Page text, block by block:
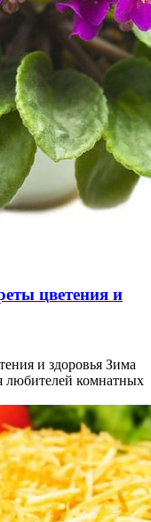
цветения и
и здоровья Зима
любителей комнатных